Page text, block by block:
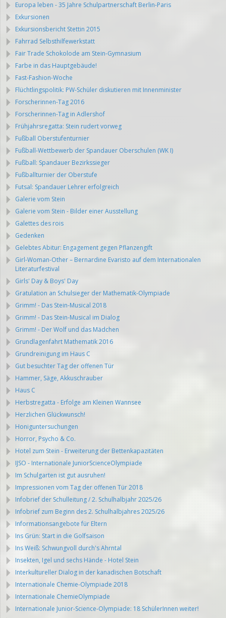
Europa leben - 35 Jahre Schulpartnerschaft Berlin-Paris
Exkursionen
Exkursionsbericht Stettin 2015
Fahrrad Selbsthilfewerkstatt
Fair Trade Schokolode am Stein-Gymnasium
Farbe in das Hauptgebäude!
Fast-Fashion-Woche
Flüchtlingspolitik: PW-Schüler diskutieren mit Innenminister
Forscherinnen-Tag 2016
Forscherinnen-Tag in Adlershof
Frühjahrsregatta: Stein rudert vorweg
Fußball Oberstufenturnier
Fußball-Wettbewerb der Spandauer Oberschulen (WK I)
Fußball: Spandauer Bezirkssieger
Fußballturnier der Oberstufe
Futsal: Spandauer Lehrer erfolgreich
Galerie vom Stein
Galerie vom Stein - Bilder einer Ausstellung
Galettes des rois
Gedenken
Gelebtes Abitur: Engagement gegen Pflanzengift
Girl-Woman-Other – Bernardine Evaristo auf dem Internationalen
Literaturfestival
Girls' Day & Boys' Day
Gratulation an Schulsieger der Mathematik-Olympiade
Grimm! - Das Stein-Musical 2018
Grimm! - Das Stein-Musical im Dialog
Grimm! - Der Wolf und das Mädchen
Grundlagenfahrt Mathematik 2016
Grundreinigung im Haus C
Gut besuchter Tag der offenen Tür
Hammer, Säge, Akkuschrauber
Haus C
Herbstregatta - Erfolge am Kleinen Wannsee
Herzlichen Glückwunsch!
Honiguntersuchungen
Horror, Psycho & Co.
Hotel zum Stein - Erweiterung der Bettenkapazitäten
IJSO - Internationale JuniorScienceOlympiade
Im Schulgarten ist gut ausruhen!
Impressionen vom Tag der offenen Tür 2018
Infobrief der Schulleitung / 2. Schulhalbjahr 2025/26
Infobrief zum Beginn des 2. Schulhalbjahres 2025/26
Informationsangebote für Eltern
Ins Grün: Start in die Golfsaison
Ins Weiß: Schwungvoll durch's Ahrntal
Insekten, Igel und sechs Hände - Hotel Stein
Interkultureller Dialog in der kanadischen Botschaft
Internationale Chemie-Olympiade 2018
Internationale ChemieOlympiade
Internationale Junior-Science-Olympiade: 18 SchülerInnen weiter!